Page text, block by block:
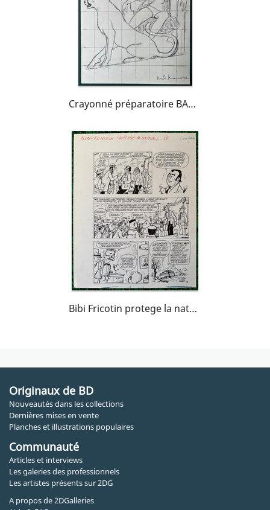
Crayonné préparatoire BARDOT a la panthère
Bibi Fricotin protege la nature Page 28
Originaux de BD
Nouveautés dans les collections
Dernières mises en vente
Planches et illustrations populaires
Communauté
Articles et interviews
Les galeries des professionnels
Les artistes présents sur 2DG
A propos de 2DGalleries